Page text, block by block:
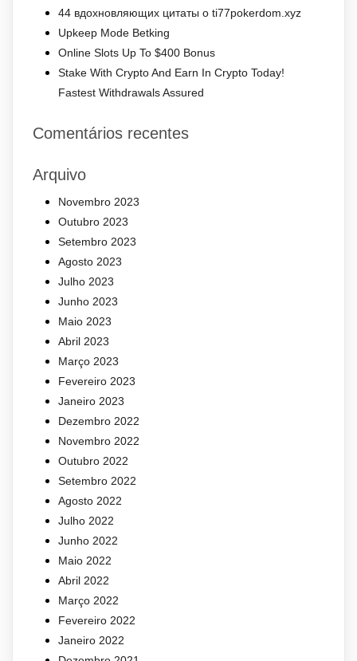
44 вдохновляющих цитаты о ti77pokerdom.xyz
Upkeep Mode Betking
Online Slots Up To $400 Bonus
Stake With Crypto And Earn In Crypto Today!
Fastest Withdrawals Assured
Comentários recentes
Arquivo
Novembro 2023
Outubro 2023
Setembro 2023
Agosto 2023
Julho 2023
Junho 2023
Maio 2023
Abril 2023
Março 2023
Fevereiro 2023
Janeiro 2023
Dezembro 2022
Novembro 2022
Outubro 2022
Setembro 2022
Agosto 2022
Julho 2022
Junho 2022
Maio 2022
Abril 2022
Março 2022
Fevereiro 2022
Janeiro 2022